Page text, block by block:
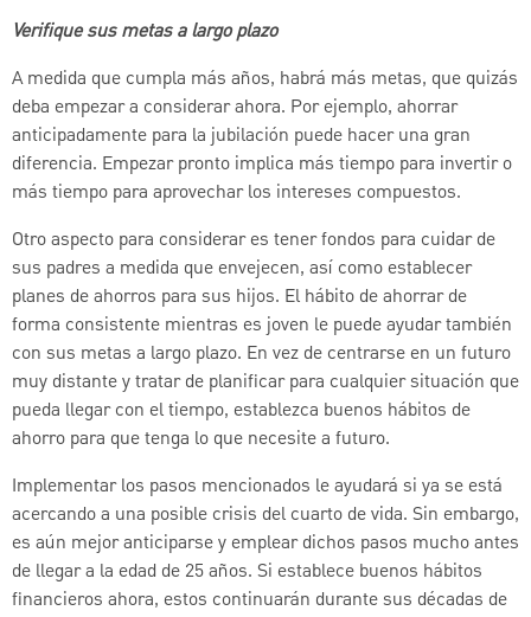
Verifique sus metas a largo plazo
A medida que cumpla más años, habrá más metas, que quizás
deba empezar a considerar ahora. Por ejemplo, ahorrar
anticipadamente para la jubilación puede hacer una gran
diferencia. Empezar pronto implica más tiempo para invertir o
más tiempo para aprovechar los intereses compuestos.
Otro aspecto para considerar es tener fondos para cuidar de
sus padres a medida que envejecen, así como establecer
planes de ahorros para sus hijos. El hábito de ahorrar de
forma consistente mientras es joven le puede ayudar también
con sus metas a largo plazo. En vez de centrarse en un futuro
muy distante y tratar de planificar para cualquier situación que
pueda llegar con el tiempo, establezca buenos hábitos de
ahorro para que tenga lo que necesite a futuro.
Implementar los pasos mencionados le ayudará si ya se está
acercando a una posible crisis del cuarto de vida. Sin embargo,
es aún mejor anticiparse y emplear dichos pasos mucho antes
de llegar a la edad de 25 años. Si establece buenos hábitos
financieros ahora, estos continuarán durante sus décadas de